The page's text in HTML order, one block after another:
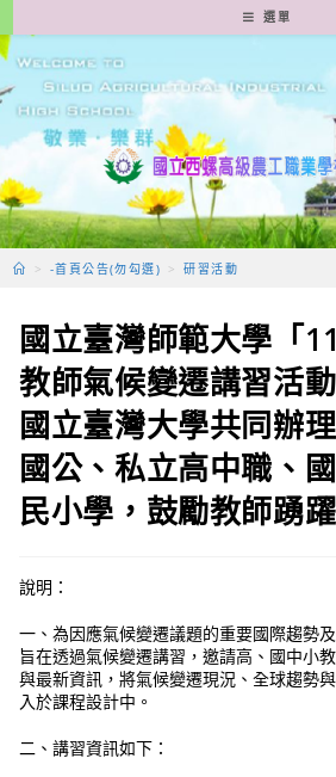
轉
至
要
容
選單
> -首頁公告(勿勾選) > 研習活動
國立臺灣師範大學「
教師氣候變遷講習活
國立臺灣大學共同辦
國公、私立高中職、
民小學，鼓勵教師踴
說明：
一、為因應氣候變遷議題的重要國際趨勢
旨在透過氣候變遷講習，邀請高、國中小
與最新資訊，將氣候變遷現況、全球趨勢
入於課程設計中。
二、講習資訊如下：